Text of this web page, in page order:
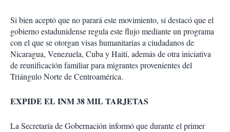
Si bien aceptó que no parará este movimiento, sí destacó que el
gobierno estadunidense regula este flujo mediante un programa
con el que se otorgan visas humanitarias a ciudadanos de
Nicaragua, Venezuela, Cuba y Haití, además de otra iniciativa
de reunificación familiar para migrantes provenientes del
Triángulo Norte de Centroamérica.
EXPIDE EL INM 38 MIL TARJETAS
La Secretaría de Gobernación informó que durante el primer